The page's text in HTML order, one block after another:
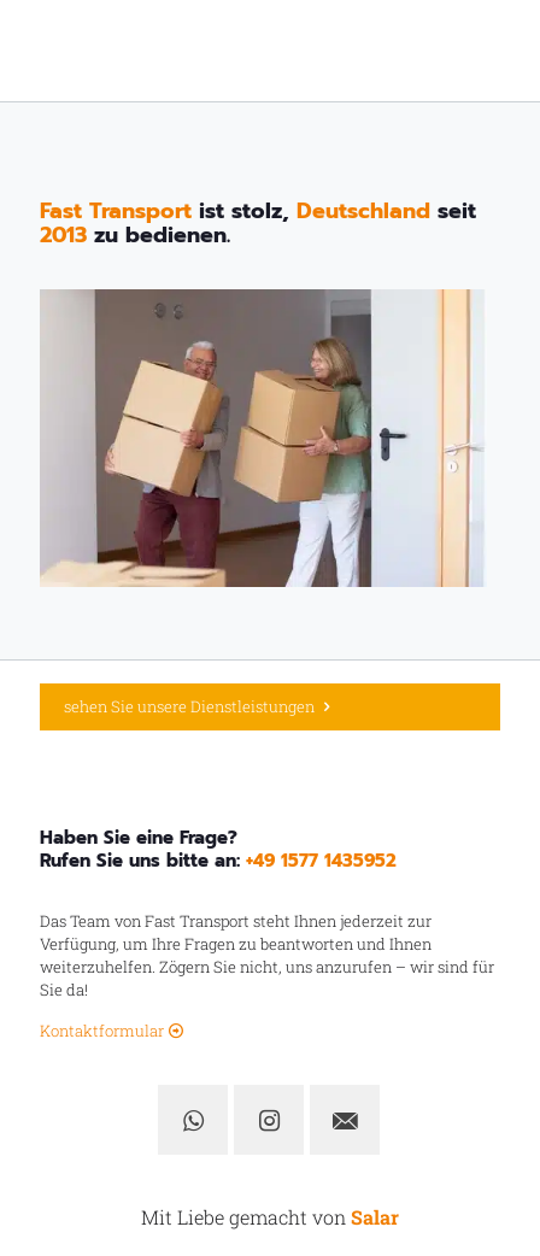
Fast Transport ist stolz, Deutschland seit
2013 zu bedienen.
sehen Sie unsere Dienstleistungen
Haben Sie eine Frage?
Rufen Sie uns bitte an: +49 1577 1435952
Das Team von Fast Transport steht Ihnen jederzeit zur
Verfügung, um Ihre Fragen zu beantworten und Ihnen
weiterzuhelfen. Zögern Sie nicht, uns anzurufen – wir sind für
Sie da!
Kontaktformular
Mit Liebe gemacht von Salar